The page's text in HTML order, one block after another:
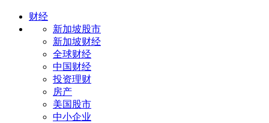
财经
新加坡股市
新加坡财经
全球财经
中国财经
投资理财
房产
美国股市
中小企业